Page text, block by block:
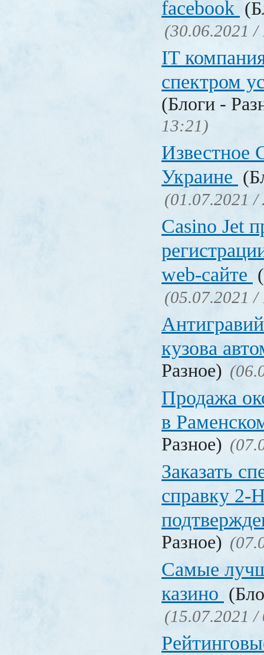
facebook
(30.06.2021 /
IT
спектром
(Блоги -
13:21)
Известное
Украине
(01.07.2021 /
Сasino Jet
web-сайте
(05.07.2021 /
кузова
Разное)
Продажа
в
Разное)
Заказать
справку
Разное)
Самые
казино
(15.07.2021 /